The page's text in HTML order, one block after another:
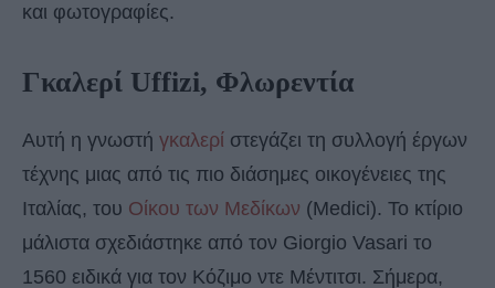
και φωτογραφίες.
Γκαλερί Uffizi, Φλωρεντία
Αυτή η γνωστή γκαλερί στεγάζει τη συλλογή έργων
τέχνης μιας από τις πιο διάσημες οικογένειες της
Ιταλίας, του Οίκου των Μεδίκων (Medici). Το κτίριο
μάλιστα σχεδιάστηκε από τον Giorgio Vasari το
1560 ειδικά για τον Κόζιμο ντε Μέντιτσι. Σήμερα,